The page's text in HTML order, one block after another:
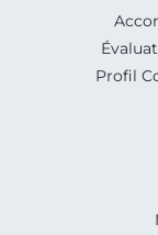
Profil